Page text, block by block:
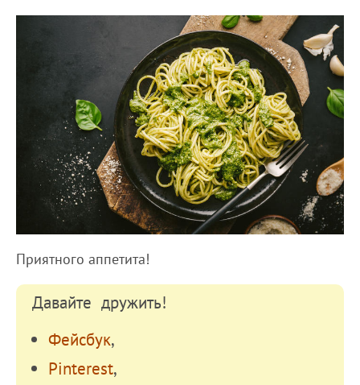
Приятного аппетита!
Давайте дружить!
Фейсбук,
Pinterest,